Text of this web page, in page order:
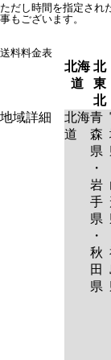
ただし時間を指定され
事もございます。
送料料金表
北海
道
北
東
北
地域詳細
北海
道
青
森
県
・
岩
手
県
・
秋
田
県